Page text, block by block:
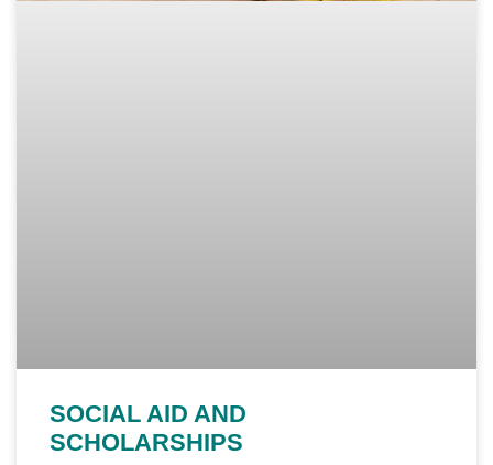
SOCIAL AID AND
SCHOLARSHIPS